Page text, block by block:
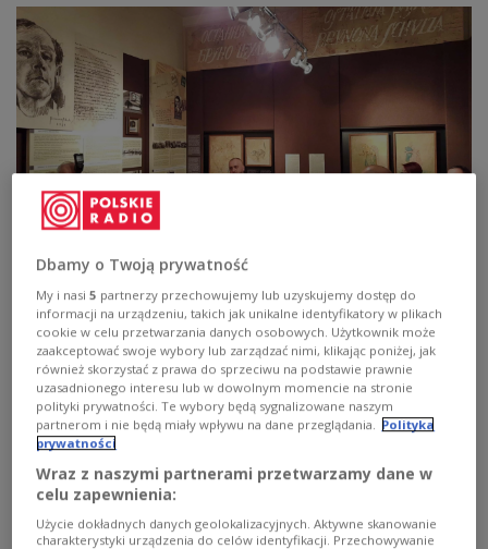
Inauguracja Roku Bruno Schulza w Drohobyczu
Andrzej
Borysewicz/Nowy Kurier Galicyjski
Przedstawieniem teatralnym w willi Bianki, którą
opisał Bruno Schulz w opowiadaniu „Wiosna” ze
zbioru „Sanatorium pod Klepsydrą” rozpoczęto rok
mieści się dział sztuki europejskiej Muzeum Ziemi
Drohobyckiej, gdzie zorganizowano "Noc w
muzeum".
Dbamy o Twoją prywatność
My i nasi5 partnerzy przechowujemy lub uzyskujemy dostęp do
informacji na urządzeniu, takich jak unikalne identyfikatory w plikach
cookie w celu przetwarzania danych osobowych. Użytkownik może
zaakceptować swoje wybory lub zarządzać nimi, klikając poniżej, jak
również skorzystać z prawa do sprzeciwu na podstawie prawnie
uzasadnionego interesu lub w dowolnym momencie na stronie
polityki prywatności. Te wybory będą sygnalizowane naszym
partnerom i nie będą miały wpływu na dane przeglądania.
Polityka
prywatności
Wraz z naszymi partnerami przetwarzamy dane w
celu zapewnienia:
Użycie dokładnych danych geolokalizacyjnych. Aktywne skanowanie
charakterystyki urządzenia do celów identyfikacji. Przechowywanie